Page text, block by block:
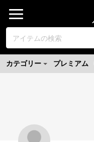
カテゴリー プレミアム